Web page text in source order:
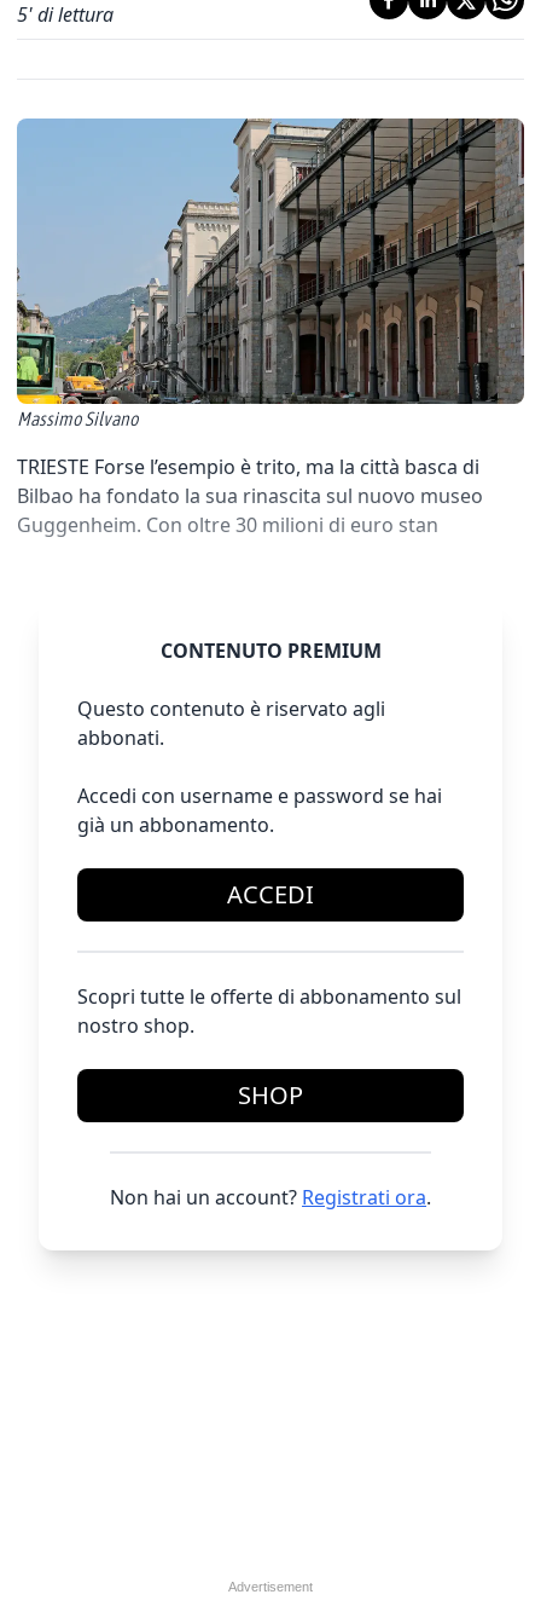
5' di lettura
Massimo Silvano
TRIESTE Forse l’esempio è trito, ma la città basca di
Bilbao ha fondato la sua rinascita sul nuovo museo
Guggenheim. Con oltre 30 milioni di euro stan
CONTENUTO PREMIUM
Questo contenuto è riservato agli
abbonati.
Accedi con username e password se hai
già un abbonamento.
ACCEDI
Scopri tutte le offerte di abbonamento sul
nostro shop.
SHOP
Non hai un account? Registrati ora.